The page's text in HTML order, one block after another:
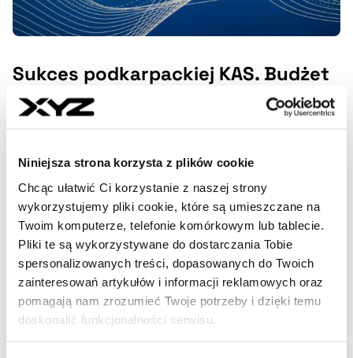
Niniejsza strona korzysta z plików cookie
Chcąc ułatwić Ci korzystanie z naszej strony
wykorzystujemy pliki cookie, które są umieszczane na
Twoim komputerze, telefonie komórkowym lub tablecie.
Pliki te są wykorzystywane do dostarczania Tobie
spersonalizowanych treści, dopasowanych do Twoich
zainteresowań artykułów i informacji reklamowych oraz
pomagają nam zrozumieć Twoje potrzeby i dzięki temu
doskonalić funkcjonalności serwisu.
Sukces podkarpackiej KAS. Budżet
odzyskał 2,5 mln zł
odzyskał należne pieniądze razem z odsetkami.
ANDRZEJ MĘŻYŃSKI
- AUTOR ARTYKUŁU - PROFIL
25.11.2025, 09:14